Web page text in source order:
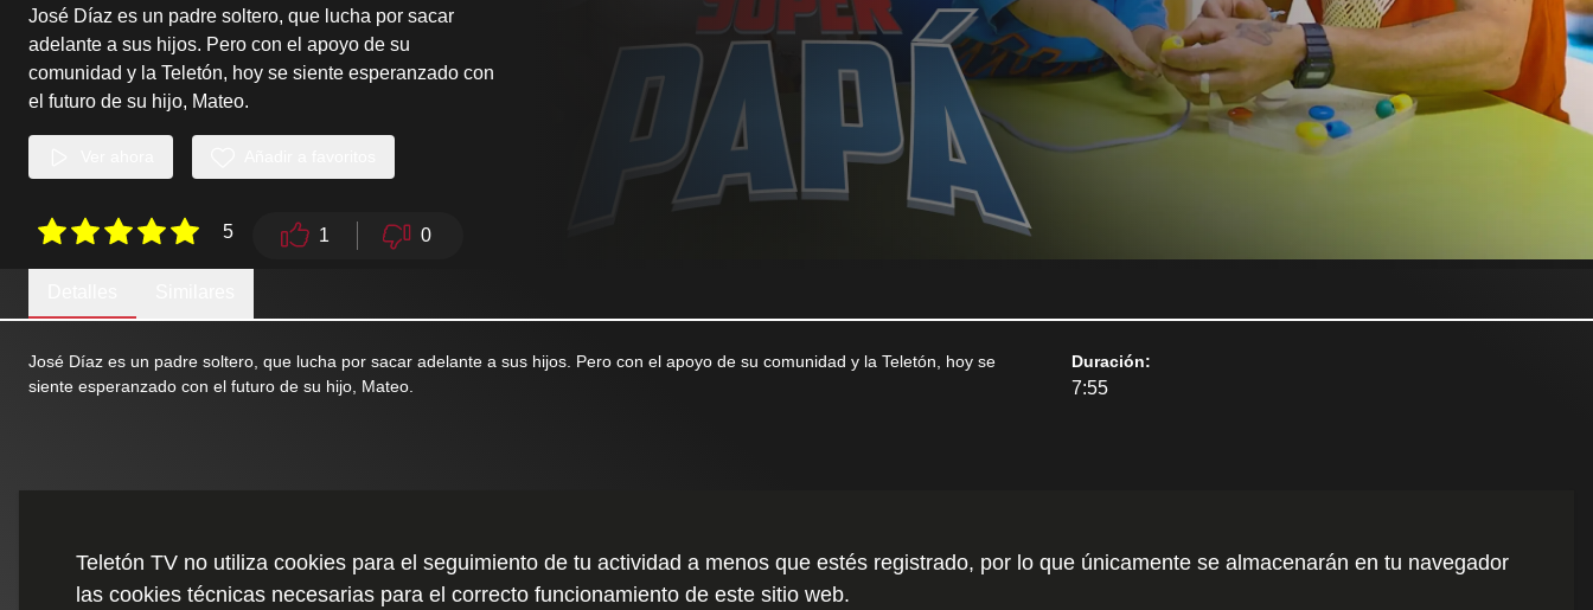
José Díaz es un padre soltero, que lucha por sacar
adelante a sus hijos. Pero con el apoyo de su
comunidad y la Teletón, hoy se siente esperanzado con
el futuro de su hijo, Mateo.
5 1 0
José Díaz es un padre soltero, que lucha por sacar adelante a sus hijos. Pero con el apoyo de su comunidad y la Teletón, hoy se
siente esperanzado con el futuro de su hijo, Mateo.
Duración:
7:55
Teletón TV no utiliza cookies para el seguimiento de tu actividad a menos que estés registrado, por lo que únicamente se almacenarán en tu navegador
las cookies técnicas necesarias para el correcto funcionamiento de este sitio web.